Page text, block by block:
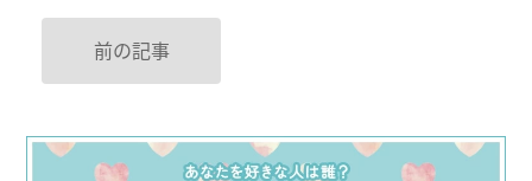
前の記事